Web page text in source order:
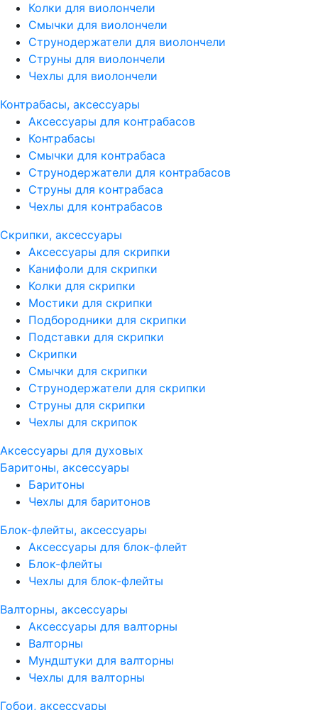
Колки для виолончели
Смычки для виолончели
Струнодержатели для виолончели
Струны для виолончели
Чехлы для виолончели
Контрабасы, аксессуары
Аксессуары для контрабасов
Контрабасы
Смычки для контрабаса
Струнодержатели для контрабасов
Струны для контрабаса
Чехлы для контрабасов
Скрипки, аксессуары
Аксессуары для скрипки
Канифоли для скрипки
Колки для скрипки
Мостики для скрипки
Подбородники для скрипки
Подставки для скрипки
Скрипки
Смычки для скрипки
Струнодержатели для скрипки
Струны для скрипки
Чехлы для скрипок
Аксессуары для духовых
Баритоны, аксессуары
Баритоны
Чехлы для баритонов
Блок-флейты, аксессуары
Аксессуары для блок-флейт
Блок-флейты
Чехлы для блок-флейты
Валторны, аксессуары
Аксессуары для валторны
Валторны
Мундштуки для валторны
Чехлы для валторны
Гобои, аксессуары